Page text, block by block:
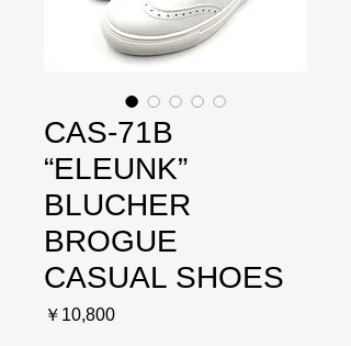
CAS-71B
“ELEUNK”
BLUCHER
BROGUE
CASUAL SHOES
￥10,800価